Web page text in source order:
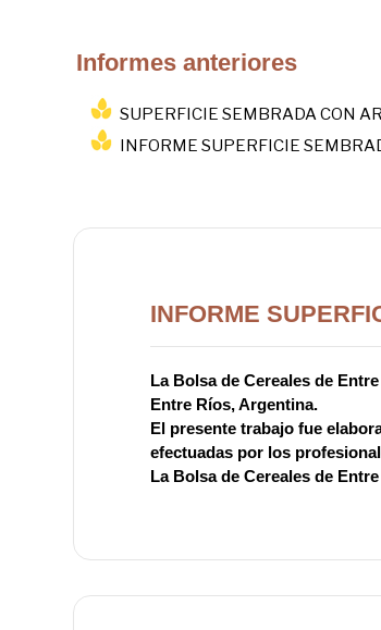
Informes anteriores
SUPERFICIE SEMBRADA CON
INFORME SUPERFICIE
INFORME
La Bolsa de Cereales de
Entre Ríos, Argentina.
El presente trabajo fue
efectuadas por los
La Bolsa de Cereales de